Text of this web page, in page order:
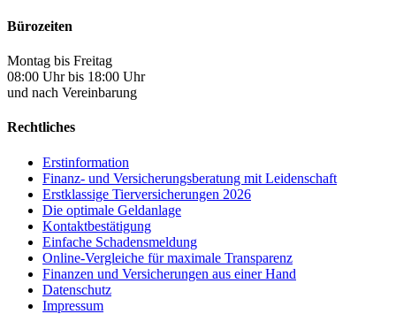
Bürozeiten
Montag bis Freitag
08:00 Uhr bis 18:00 Uhr
und nach Vereinbarung
Rechtliches
Erstinformation
Finanz- und Versicherungsberatung mit Leidenschaft
Erstklassige Tierversicherungen 2026
Die optimale Geldanlage
Kontaktbestätigung
Einfache Schadensmeldung
Online-Vergleiche für maximale Transparenz
Finanzen und Versicherungen aus einer Hand
Datenschutz
Impressum